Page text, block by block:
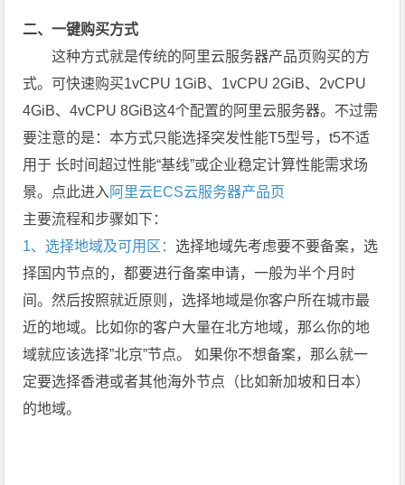
二、一键购买方式
这种方式就是传统的阿里云服务器产品页购买的方
式。可快速购买1vCPU 1GiB、1vCPU 2GiB、2vCPU
4GiB、4vCPU 8GiB这4个配置的阿里云服务器。不过需
要注意的是：本方式只能选择突发性能T5型号，t5不适
用于 长时间超过性能“基线”或企业稳定计算性能需求场
景。点此进入 阿里云ECS云服务器产品页
主要流程和步骤如下：
1、选择地域及可用区： 选择地域先考虑要不要备案，选
择国内节点的，都要进行备案申请，一般为半个月时
间。然后按照就近原则，选择地域是你客户所在城市最
近的地域。比如你的客户大量在北方地域，那么你的地
域就应该选择”北京”节点。 如果你不想备案，那么就一
定要选择香港或者其他海外节点（比如新加坡和日本）
的地域。